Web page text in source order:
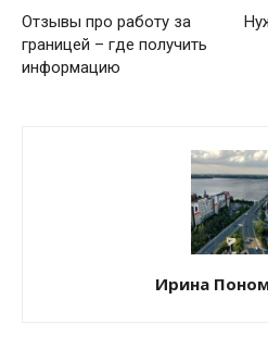
Отзывы про работу за
границей – где получить
информацию
Ирина